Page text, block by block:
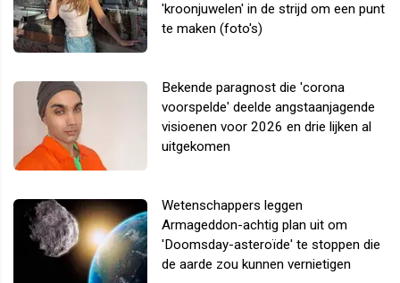
'kroonjuwelen' in de strijd om een punt
te maken (foto's)
Bekende paragnost die 'corona
voorspelde' deelde angstaanjagende
visioenen voor 2026 en drie lijken al
uitgekomen
Wetenschappers leggen
Armageddon-achtig plan uit om
'Doomsday-asteroïde' te stoppen die
de aarde zou kunnen vernietigen